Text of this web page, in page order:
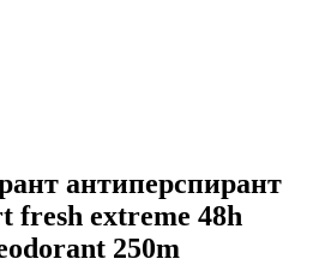
антиперспирант
fresh extreme 48h
250m